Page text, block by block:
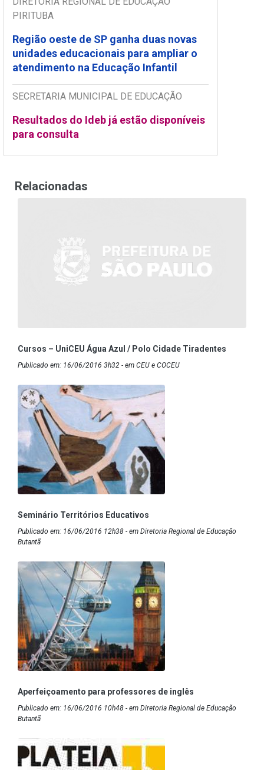
PIRITUBA
Região oeste de SP ganha duas novas
unidades educacionais para ampliar o
atendimento na Educação Infantil
SECRETARIA MUNICIPAL DE EDUCAÇÃO
Resultados do Ideb já estão disponíveis
para consulta
Relacionadas
Cursos – UniCEU Água Azul / Polo Cidade Tiradentes
Publicado em: 16/06/2016 3h32 - em CEU e COCEU
Seminário Territórios Educativos
Publicado em: 16/06/2016 12h38 - em Diretoria Regional de Educação
Butantã
Aperfeiçoamento para professores de inglês
Publicado em: 16/06/2016 10h48 - em Diretoria Regional de Educação
Butantã